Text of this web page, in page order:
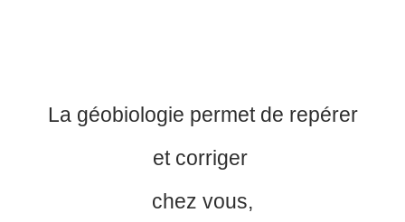
La géobiologie permet de repérer
et corriger
chez vous,